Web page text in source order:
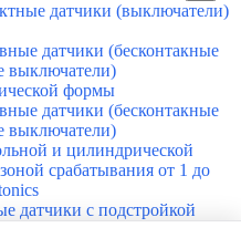
датчики (выключатели)
датчики (бесконтакные
выключатели)
формы
датчики (бесконтакные
выключатели)
и цилиндрической
срабатывания от 1 до
датчики с подстройкой